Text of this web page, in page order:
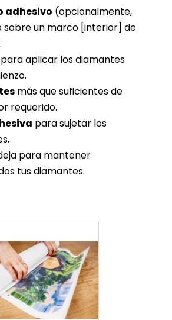
adhesivo (opcionalmente,
sobre un marco [interior] de
para aplicar los diamantes
más que suficientes de
requerido.
para sujetar los
para mantener
tus diamantes.